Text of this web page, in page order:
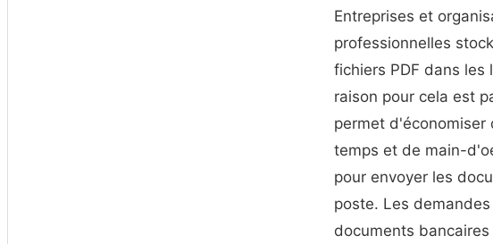
Entreprises et
professionnelles
fichiers PDF dans les
raison pour cela est
permet d'économiser
temps et de main-
pour envoyer les
poste. Les
documents bancaires